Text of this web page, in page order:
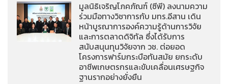
มูลนิธิเจริญโภคภัณฑ์ (ซีพี) ลงนามความ
ร่วมมือทางวิชาการกับ มทร.อีสาน เดิน
หน้าบูรณาการองค์ความรู้ด้านการวิจัย
และการตลาดดิจิทัล ซึ่งได้รับการ
สนับสนุนทุนวิจัยจาก วช. ต่อยอด
โครงการฟาร์มกระบือทันสมัย ยกระดับ
อาชีพเกษตรกรและขับเคลื่อนเศรษฐกิจ
ฐานรากอย่างยั่งยืน